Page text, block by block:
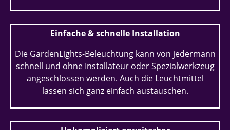
Einfache & schnelle Installation
Die GardenLights-Beleuchtung kann von jedermann
schnell und ohne Installateur oder Spezialwerkzeug
angeschlossen werden. Auch die Leuchtmittel
lassen sich ganz einfach austauschen.